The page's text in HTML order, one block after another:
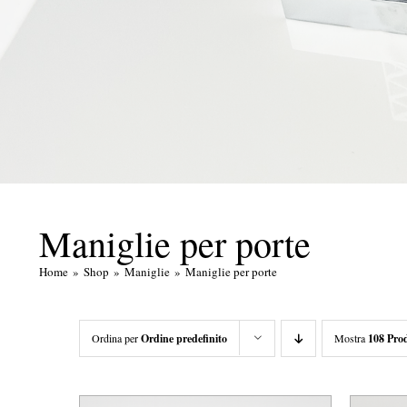
Maniglie per porte
Home Shop Maniglie Maniglie per porte
Ordina perOrdine predefinito Mostra 108